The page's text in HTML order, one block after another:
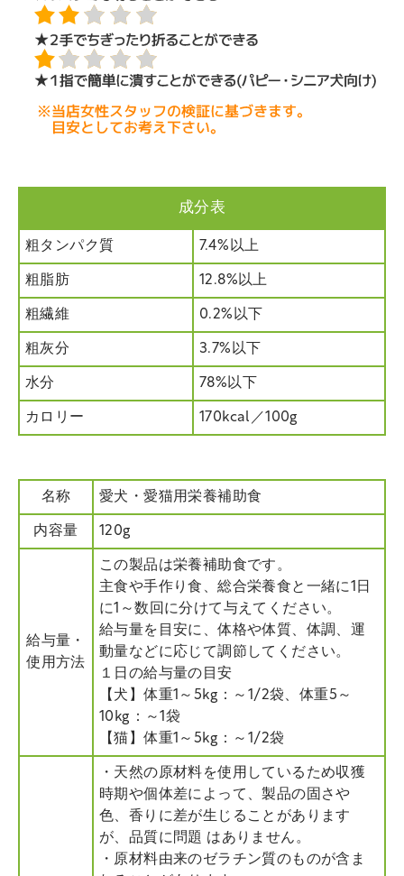
成分表
粗タンパク質 7.4%以上
粗脂肪 12.8%以上
粗繊維 0.2%以下
粗灰分 3.7%以下
水分 78%以下
カロリー 170kcal／100g
名称 愛犬・愛猫用栄養補助食
内容量 120g
給与量・
使用方法
この製品は栄養補助食です。
主食や手作り食、総合栄養食と一緒に1日
に1～数回に分けて与えてください。
給与量を目安に、体格や体質、体調、運
動量などに応じて調節してください。
１日の給与量の目安
【犬】体重1～5kg：～1/2袋、体重5～
10kg：～1袋
【猫】体重1～5kg：～1/2袋
・天然の原材料を使用しているため収獲
時期や個体差によって、製品の固さや
色、香りに差が生じることがあります
が、品質に問題 はありません。
・原材料由来のゼラチン質のものが含ま